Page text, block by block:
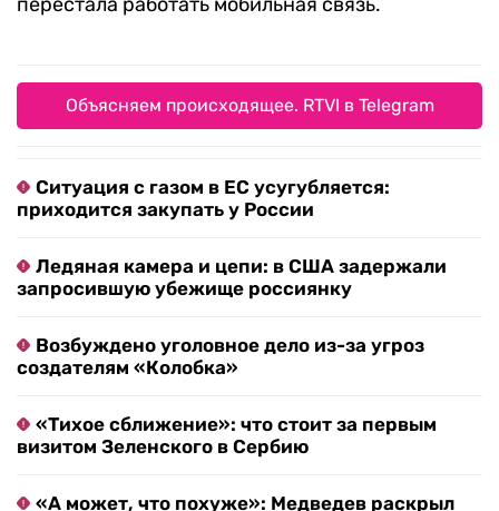
Объясняем происходящее. RTVI в Telegram
Ситуация с газом в ЕС усугубляется:
приходится закупать у России
Ледяная камера и цепи: в США задержали
запросившую убежище россиянку
Возбуждено уголовное дело из-за угроз
создателям «Колобка»
«Тихое сближение»: что стоит за первым
визитом Зеленского в Сербию
«А может, что похуже»: Медведев раскрыл